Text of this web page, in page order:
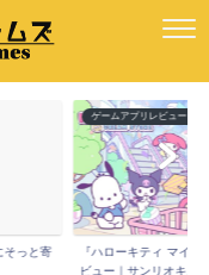
そっと寄
ゲームアプリレビュー
『ハローキティ マイド
ビュー｜サンリオキ...